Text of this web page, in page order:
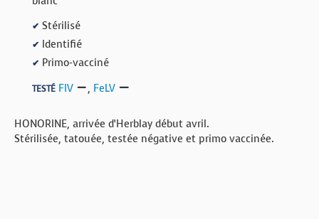
✔ Stérilisé
✔ Identifié
✔ Primo-vacciné
TESTÉ FIV , FeLV
HONORINE, arrivée d’Herblay début avril.
Stérilisée, tatouée, testée négative et primo vaccinée.